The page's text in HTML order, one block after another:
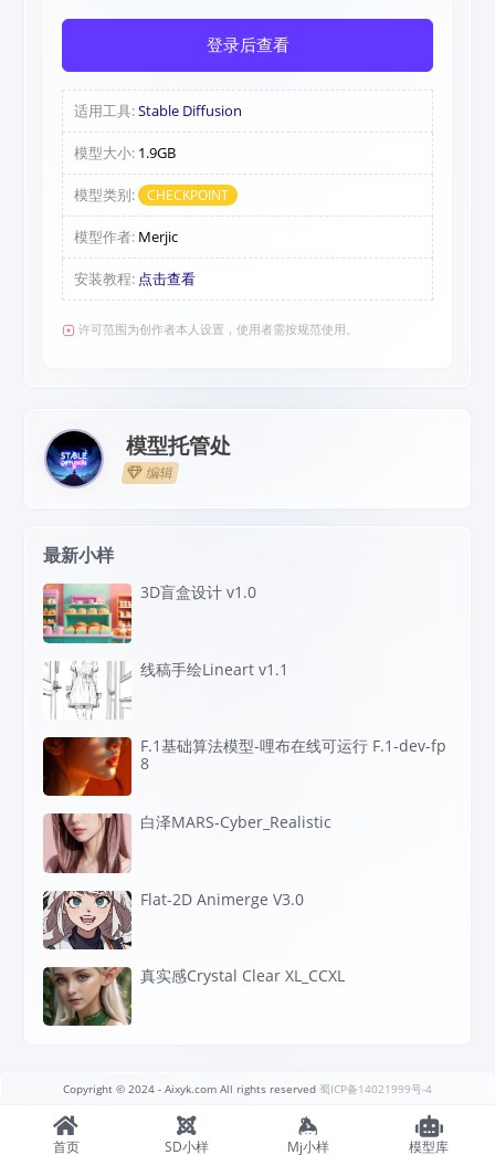
登录后查看
适用工具:Stable Diffusion
模型大小: 1.9GB
模型类别: CHECKPOINT
模型作者: Merjic
安装教程: 点击查看
许可范围为创作者本人设置，使用者需按规范使用。
模型托管处
编辑
最新小样
3D盲盒设计 v1.0
线稿手绘Lineart v1.1
F.1基础算法模型-哩布在线可运行 F.1-dev-fp
8
白泽MARS-Cyber_Realistic
Flat-2D Animerge V3.0
真实感Crystal Clear XL_CCXL
Copyright © 2024- Aixyk.com All rights reserved 蜀ICP备14021999号-4
首页 SD小样 Mj小样 模型库